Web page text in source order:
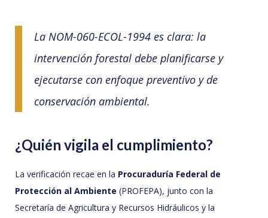
La NOM-060-ECOL-1994 es clara: la
intervención forestal debe planificarse y
ejecutarse con enfoque preventivo y de
conservación ambiental.
¿Quién vigila el cumplimiento?
La verificación recae en la Procuraduría Federal de
Protección al Ambiente (PROFEPA), junto con la
Secretaría de Agricultura y Recursos Hidráulicos y la